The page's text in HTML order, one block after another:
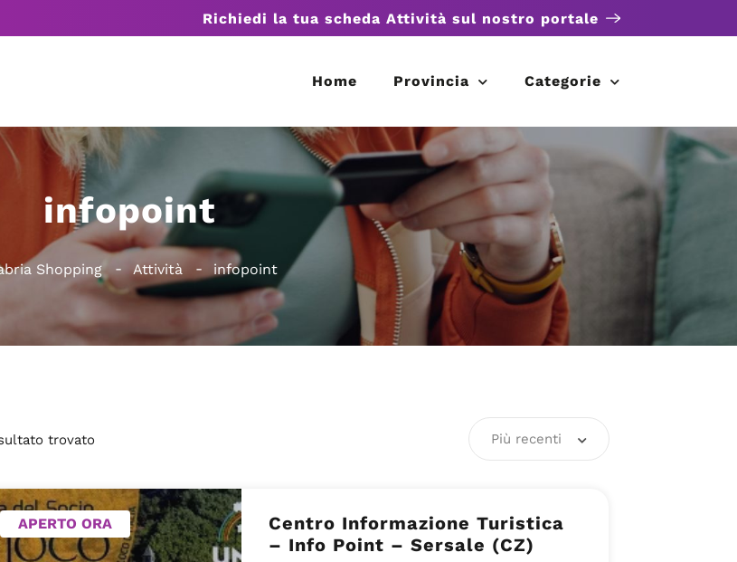
Richiedi la tua scheda Attività sul nostro portale
Home Provincia Categorie
infopoint
Shopping Attività infopoint
trovato Più recenti
APERTO ORA
Centro Informazione Turistica
– Info Point – Sersale (CZ)